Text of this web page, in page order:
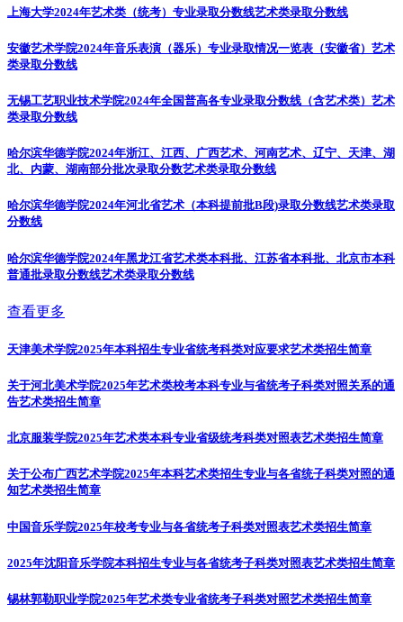
上海大学2024年艺术类（统考）专业录取分数线艺术类录取分数线
安徽艺术学院2024年音乐表演（器乐）专业录取情况一览表（安徽省） 艺术
类录取分数线
无锡工艺职业技术学院2024年全国普高各专业录取分数线（含艺术类） 艺术
类录取分数线
哈尔滨华德学院2024年浙江、江西、广西艺术、河南艺术、辽宁、天津、湖
北、内蒙、湖南部分批次录取分数艺术类录取分数线
哈尔滨华德学院2024年河北省艺术（本科提前批B段)录取分数线艺术类录取
分数线
哈尔滨华德学院2024年黑龙江省艺术类本科批、江苏省本科批、北京市本科
普通批录取分数线艺术类录取分数线
查看更多
天津美术学院2025年本科招生专业省统考科类对应要求艺术类招生简章
关于河北美术学院2025年艺术类校考本科专业与省统考子科类对照关系的通
告艺术类招生简章
北京服装学院2025年艺术类本科专业省级统考科类对照表艺术类招生简章
关于公布广西艺术学院2025年本科艺术类招生专业与各省统子科类对照的通
知艺术类招生简章
中国音乐学院2025年校考专业与各省统考子科类对照表艺术类招生简章
2025年沈阳音乐学院本科招生专业与各省统考子科类对照表艺术类招生简章
锡林郭勒职业学院2025年艺术类专业省统考子科类对照艺术类招生简章